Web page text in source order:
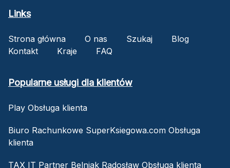
Links
Strona główna O nas Szukaj
Blog
Kontakt
Kraje FAQ
Popularne usługi dla klientów
Play Obsługa klienta
Biuro Rachunkowe SuperKsiegowa.com Obsługa
klienta
TAX IT Partner Belniak Radosław Obsługa klienta